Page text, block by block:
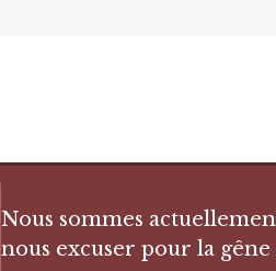
Nous sommes
nous excuser pour la gêne